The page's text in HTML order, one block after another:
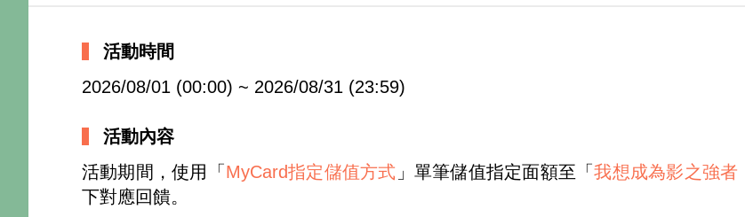
活動時間
2026/08/01 (00:00) ~ 2026/08/31 (23:59)
活動內容
活動期間，使用「 MyCard指定儲值方式 」單筆儲值指定面額至「我想成為影之強者
下對應回饋。